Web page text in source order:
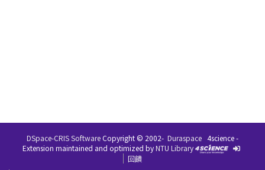
DSpace-CRIS SoftwareCopyright © 2002- Duraspace 4science -
Extension maintained and optimized byNTU Library
回饋